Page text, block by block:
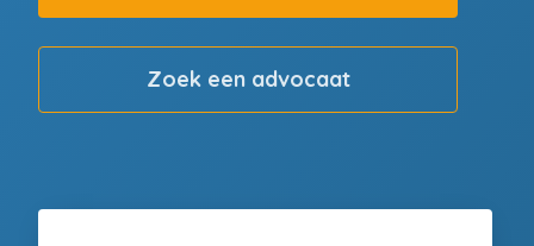
Zoek een advocaat